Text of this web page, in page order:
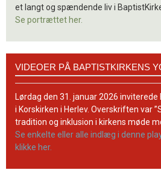
et langt og spændende liv i
Se portrættet her.
BaptistKirkens
YouTube-
kanal
VIDEOER PÅ BAPTISTKIRKENS
Lørdag den 31. januar 2026
i Korskirken i Herlev. Overskriften var
tradition og inklusion i kirkens møde
Se enkelte eller alle indlæg i denne
klikke her.